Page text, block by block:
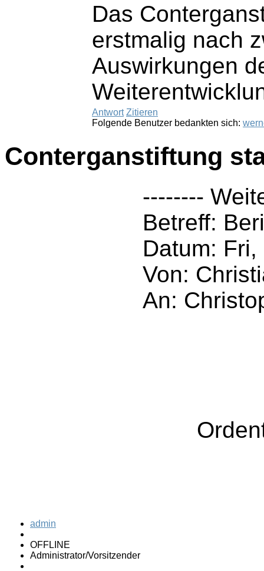
Das
erstmalig nach
Auswirkungen
Antwort Zitieren
Folgende Benutzer bedankten sich:
Conterganstiftung
admin
OFFLINE
Administrator/Vorsitzender
--------
Betreff:
Datum:
Von:
An: